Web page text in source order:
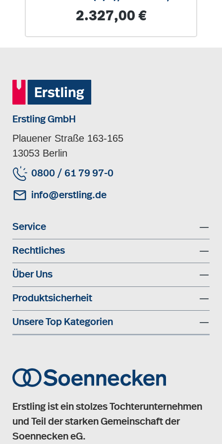
Regulärer Preis:
2.327,00 €
Erstling GmbH
Plauener Straße 163-165
13053 Berlin
0800 / 61 79 97-0
info@erstling.de
Service
Rechtliches
Über Uns
Produktsicherheit
Unsere Top Kategorien
Erstling ist ein stolzes Tochterunternehmen
und Teil der starken Gemeinschaft der
Soennecken eG.